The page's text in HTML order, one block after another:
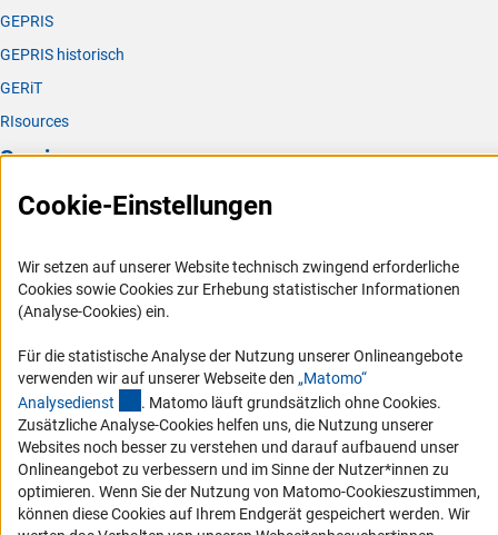
GEPRIS
GEPRIS historisch
GERiT
RIsources
Service
Presse
Karriere
Logo und Corporate Design
Compliance
Vergabeverfahren
Barrierefreiheit
Service und Informationen für Menschen mit Behinderungen
Erklärung zur Barrierefreiheit
Cookie-Einstellungen
Wir setzen auf unserer Website technisch zwingend erforderliche
Cookies sowie Cookies zur Erhebung statistischer Informationen
(Analyse-Cookies) ein.
Für die statistische Analyse der Nutzung unserer Onlineangebote
verwenden wir auf unserer Webseite den „Matomo“
Analysedienst (externer Link)
. Matomo läuft grundsätzlich ohne Cookies.
Zusätzliche Analyse-Cookies helfen uns, die Nutzung unserer
Websites noch besser zu verstehen und darauf aufbauend unser
Onlineangebot zu verbessern und im Sinne der Nutzer*innen zu
optimieren. Wenn Sie der Nutzung von Matomo-Cookieszustimmen,
können diese Cookies auf Ihrem Endgerät gespeichert werden. Wir